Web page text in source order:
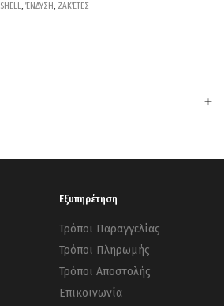
, ΈΝΔΥΣΗ, ΖΑΚΈΤΕΣ
Εξυπηρέτηση
Τρόποι Παραγγελίας
Τρόποι Πληρωμής
Τρόποι Αποστολής
Επικοινωνία